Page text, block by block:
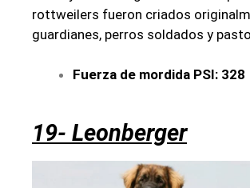
rottweilers fueron criados
guardianes, perros soldados y
Fuerza de mordida PSI: 328
19- Leonberger